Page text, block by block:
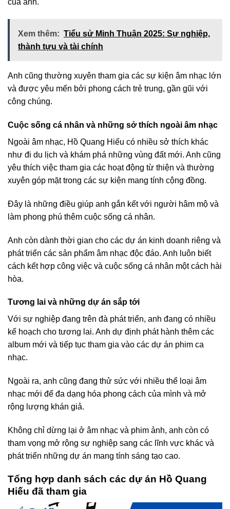
của anh.
Xem thêm: Tiểu sử Minh Thuận 2025: Sự nghiệp,
thành tựu và tài chính
Anh cũng thường xuyên tham gia các sự kiện âm nhạc lớn
và được yêu mến bởi phong cách trẻ trung, gần gũi với
công chúng.
Cuộc sống cá nhân và những sở thích ngoài âm nhạc
Ngoài âm nhạc, Hồ Quang Hiếu có nhiều sở thích khác
như đi du lịch và khám phá những vùng đất mới. Anh cũng
yêu thích việc tham gia các hoạt động từ thiện và thường
xuyên góp mặt trong các sự kiện mang tính cộng đồng.
Đây là những điều giúp anh gắn kết với người hâm mộ và
làm phong phú thêm cuộc sống cá nhân.
Anh còn dành thời gian cho các dự án kinh doanh riêng và
phát triển các sản phẩm âm nhạc độc đáo. Anh luôn biết
cách kết hợp công việc và cuộc sống cá nhân một cách hài
hòa.
Tương lai và những dự án sắp tới
Với sự nghiệp đang trên đà phát triển, anh đang có nhiều
kế hoạch cho tương lai. Anh dự định phát hành thêm các
album mới và tiếp tục tham gia vào các dự án phim ca
nhạc.
Ngoài ra, anh cũng đang thử sức với nhiều thể loại âm
nhạc mới để đa dạng hóa phong cách của mình và mở
rộng lượng khán giả.
Không chỉ dừng lại ở âm nhạc và phim ảnh, anh còn có
tham vọng mở rộng sự nghiệp sang các lĩnh vực khác và
phát triển những dự án mang tính sáng tạo cao.
Tổng hợp danh sách các dự án Hồ Quang
Hiếu đã tham gia